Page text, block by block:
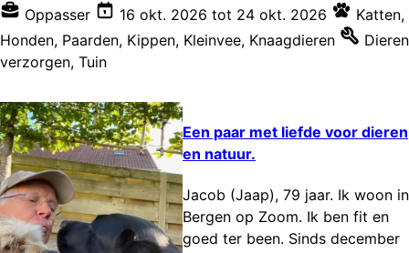
Oppasser 16 okt. 2026 tot 24 okt. 2026 Katten,
Honden, Paarden, Kippen, Kleinvee, Knaagdieren
Dieren
verzorgen, Tuin
Een paar met liefde voor dieren
en natuur.
Jacob (Jaap), 79 jaar. Ik woon in
Bergen op Zoom. Ik ben fit en
goed ter been. Sinds december